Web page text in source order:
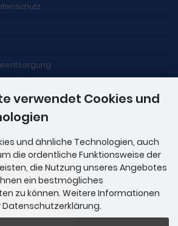
verwendet Cookies und
und ähnliche Technologien, auch
die ordentliche Funktionsweise der
die Nutzung unseres Angebotes
ein bestmögliches
zu können. Weitere Informationen
Datenschutzerklärung.